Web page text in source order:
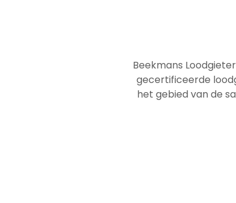
Beekmans
gecertificeerde
het gebied van de